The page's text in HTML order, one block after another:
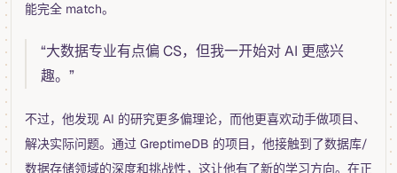
能完全 match。
“大数据专业有点偏 CS，但我一开始对 AI 更感兴
趣。”
不过，他发现 AI 的研究更多偏理论，而他更喜欢动手做项目、
解决实际问题。通过 GreptimeDB 的项目，他接触到了数据库/
数据存储领域的深度和挑战性，这让他有了新的学习方向。在正